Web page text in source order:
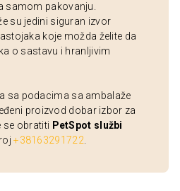
samom pakovanju.
su jedini siguran izvor
koje možda želite da
o sastavu i hranljivim
sa podacima sa ambalaže
proizvod dobar izbor za
se obratiti PetSpot službi
+38163291722